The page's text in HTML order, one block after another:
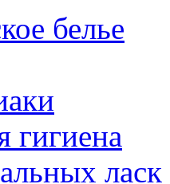
белье
гигиена
ласк